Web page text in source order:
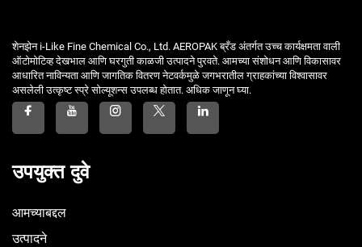
शेनझेन i-Like Fine Chemical Co., Ltd. AEROPAK ब्रँड अंतर्गत उच्च कार्यक्षमता वाली
ऑटोमोटिव्ह देखभाल आणि घरगुती काळजी उत्पादने पुरवते. आमच्या संशोधन आणि विकासावर
आधारित नाविन्यता आणि जागतिक वितरण नेटवर्कमुळे जगभरातील ग्राहकांच्या विश्वासावर
असलेली उत्कृष्ट स्प्रे सोल्यूशन्स उपलब्ध होतात. अधिक जाणून घ्या.
उपयुक्त दुवे
आमच्याबद्दल
उत्पादने